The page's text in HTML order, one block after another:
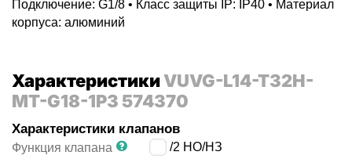
Подключение: G1/8 • Класс защиты IP: IP40 • Материал
корпуса: алюминий
ХарактеристикиVUVG-L14-T32H-
MT-G18-1P3 574370
Характеристики клапанов
Функция клапана
2x3/2 НO/НЗ